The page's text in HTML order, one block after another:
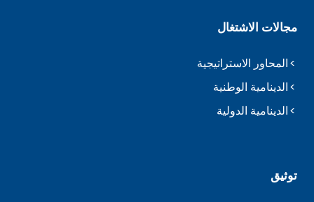
مجالات الاشتغال
المحاور الاستراتيجية
الدينامية الوطنية
الدينامية الدولية
توثيق